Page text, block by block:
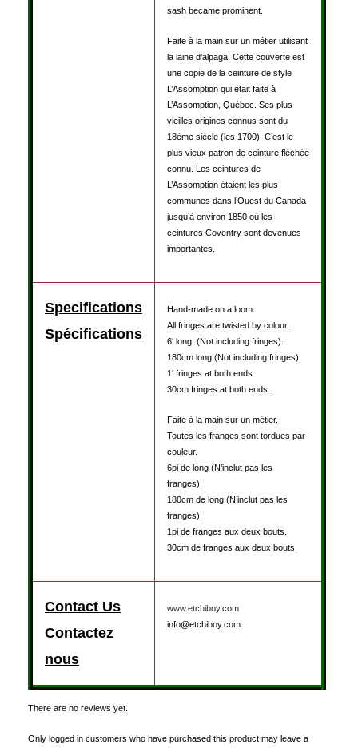
sash became prominent.
Faite à la main sur un métier utilisant
la laine d’alpaga. Cette couverte est
une copie de la ceinture de style
L’Assomption qui était faite à
L’Assomption, Québec. Ses plus
vieilles origines connus sont du
18ème siècle (les 1700). C’est le
plus vieux patron de ceinture fléchée
connu. Les ceintures de
L’Assomption étaient les plus
communes dans l’Ouest du Canada
jusqu’à environ 1850 où les
ceintures Coventry sont devenues
importantes.
Specifications
Spécifications
Hand-made on a loom.
All fringes are twisted by colour.
6′ long. (Not including fringes).
180cm long (Not including fringes).
1′ fringes at both ends.
30cm fringes at both ends.
Faite à la main sur un métier.
Toutes les franges sont tordues par
couleur.
6pi de long (N’inclut pas les
franges).
180cm de long (N’inclut pas les
franges).
1pi de franges aux deux bouts.
30cm de franges aux deux bouts.
Contact Us
Contactez
nous
www.etchiboy.com
info@etchiboy.com
There are no reviews yet.
Only logged in customers who have purchased this product may leave a